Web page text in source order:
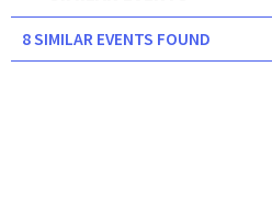
8 SIMILAR EVENTS FOUND